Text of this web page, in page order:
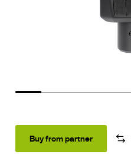
Buy from partner